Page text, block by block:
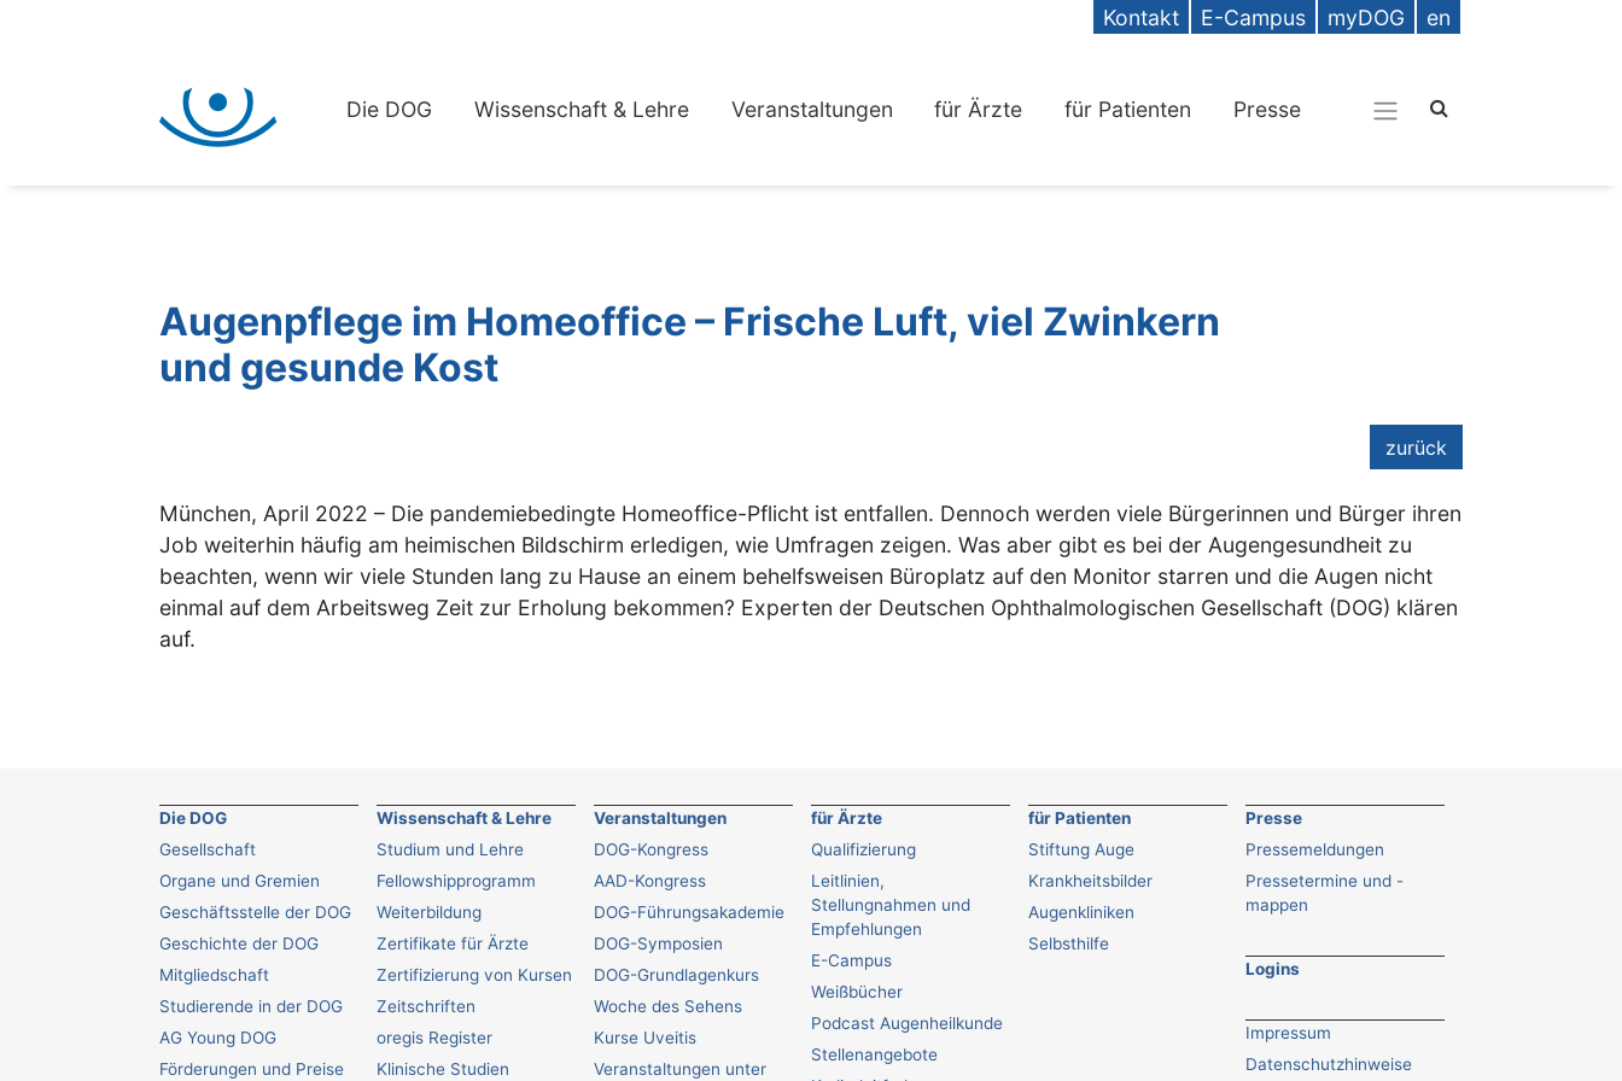
Kontakt E-Campus myDOG en
Die DOG Wissenschaft & Lehre Veranstaltungen für Ärzte für Patienten Presse
Augenpflege im Homeoffice – Frische Luft, viel Zwinkern
und gesunde Kost
zurück
München, April 2022 – Die pandemiebedingte Homeoffice-Pflicht ist entfallen. Dennoch werden viele Bürgerinnen und Bürger ihren
Job weiterhin häufig am heimischen Bildschirm erledigen, wie Umfragen zeigen. Was aber gibt es bei der Augengesundheit zu
beachten, wenn wir viele Stunden lang zu Hause an einem behelfsweisen Büroplatz auf den Monitor starren und die Augen nicht
einmal auf dem Arbeitsweg Zeit zur Erholung bekommen? Experten der Deutschen Ophthalmologischen Gesellschaft (DOG) klären
auf.
Die DOG
Gesellschaft
Organe und Gremien
Geschäftsstelle der DOG
Geschichte der DOG
Mitgliedschaft
Studierende in der DOG
AG Young DOG
Förderungen und Preise
Wissenschaft & Lehre
Studium und Lehre
Fellowshipprogramm
Weiterbildung
Zertifikate für Ärzte
Zertifizierung von Kursen
Zeitschriften
oregis Register
Klinische Studien
Veranstaltungen
DOG-Kongress
AAD-Kongress
DOG-Führungsakademie
DOG-Symposien
DOG-Grundlagenkurs
Woche des Sehens
Kurse Uveitis
Veranstaltungen unter
für Ärzte
Qualifizierung
Leitlinien,
Stellungnahmen und
Empfehlungen
E-Campus
Weißbücher
Podcast Augenheilkunde
Stellenangebote
für Patienten
Stiftung Auge
Krankheitsbilder
Augenkliniken
Selbsthilfe
Presse
Pressemeldungen
Pressetermine und -
mappen
Logins
Impressum
Datenschutzhinweise